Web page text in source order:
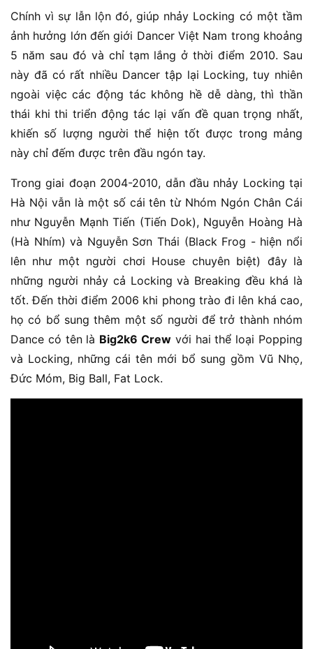
Chính vì sự lẫn lộn đó, giúp nhảy Locking có một tầm
ảnh hưởng lớn đến giới Dancer Việt Nam trong khoảng
5 năm sau đó và chỉ tạm lắng ở thời điểm 2010. Sau
này đã có rất nhiều Dancer tập lại Locking, tuy nhiên
ngoài việc các động tác không hề dễ dàng, thì thần
thái khi thi triển động tác lại vấn đề quan trọng nhất,
khiến số lượng người thể hiện tốt được trong mảng
này chỉ đếm được trên đầu ngón tay.
Trong giai đoạn 2004-2010, dẫn đầu nhảy Locking tại
Hà Nội vẫn là một số cái tên từ Nhóm Ngón Chân Cái
như Nguyễn Mạnh Tiến (Tiến Dok), Nguyễn Hoàng Hà
(Hà Nhím) và Nguyễn Sơn Thái (Black Frog - hiện nổi
lên như một người chơi House chuyên biệt) đây là
những người nhảy cả Locking và Breaking đều khá là
tốt. Đến thời điểm 2006 khi phong trào đi lên khá cao,
họ có bổ sung thêm một số người để trở thành nhóm
Dance có tên là Big2k6 Crew với hai thể loại Popping
và Locking, những cái tên mới bổ sung gồm Vũ Nhọ,
Đức Móm, Big Ball, Fat Lock.